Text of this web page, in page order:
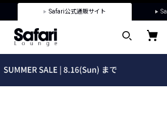
Safari公式通販サイト